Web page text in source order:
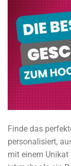
Finde das
personalisiert,
mit einem Unikat